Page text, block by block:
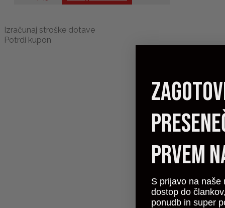
Izračunaj stroške dotave
Potrdi kupon
prvem
S prijavo na naše
dostop do
ponudb in super